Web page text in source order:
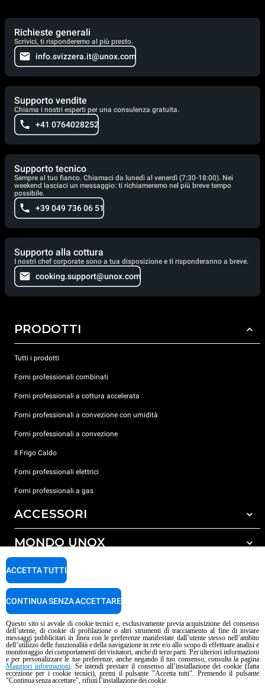
Richieste generali
Scrivici, ti risponderemo al più presto.
info.svizzera.it@unox.com
Supporto vendite
Chiama i nostri esperti per una consulenza gratuita.
+41 0764028252
Supporto tecnico
Sempre al tuo fianco. Chiamaci da lunedì al venerdì (7:30-18:00). Nei
weekend lasciaci un messaggio: ti richiameremo nel più breve tempo
possibile.
+39 049 736 06 51
Supporto alla cottura
I nostri chef corporate sono a tua disposizione e ti risponderanno a breve.
cooking.support@unox.com
PRODOTTI
Tutti i prodotti
Forni professionali combinati
Forni professionali a cottura accelerata
Forni professionali a convezione con umidità
Forni professionali a convezione
Il Frigo Caldo
Forni professionali elettrici
Forni professionali a gas
ACCESSORI
Tutti gli accessori
Detergenti per lavaggio automatico
Detergenti per lavaggio manuale
Trattamento acqua con filtro a resine
Trattamento acqua ad osmosi inversa
MONDO UNOX
Le nostre sedi nel mondo
SUPPORTO
Garanzia Unox
Trova Rivenditori
Trova Centri Service
Copyright 2026 UNOX S.p.A. Tutti i diritti riservati. Reg. Imp. Padova n°
04230750285 - R.E.A. Padova 372835 - Cap. Soc. 5.000.000 € i.v - P.IVA /
C.F. 04230750285 - IT WEEE Reg. No. IT08020000000377
Informativa sui contenuti IA Privacy policy Cookie policy
Questo sito si avvale di cookie tecnici e, esclusivamente previa acquisizione del consenso
dell’utente, di cookie di profilazione o altri strumenti di tracciamento al fine di inviare
messaggi pubblicitari in linea con le preferenze manifestate dall’utente stesso nell’ambito
dell’utilizzo delle funzionalità e della navigazione in rete e/o allo scopo di effettuare analisi e
monitoraggio dei comportamenti dei visitatori, anche di terze parti. Per ulteriori informazioni
e per personalizzare le tue preferenze, anche negando il tuo consenso, consulta la pagina
Maggiori informazioni. Se intendi prestare il consenso all’installazione dei cookie (fatta
eccezione per i cookie tecnici), premi il pulsante "Accetta tutti". Premendo il pulsante
"Continua senza accettare", rifiuti l’installazione dei cookie.
ACCETTA TUTTI
CONTINUA SENZA ACCETTARE